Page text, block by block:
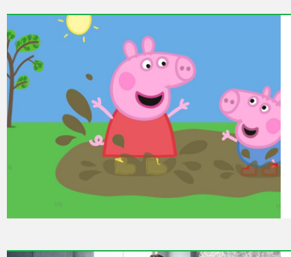
Amazon
Prime
Video
Apple
+
Disney+